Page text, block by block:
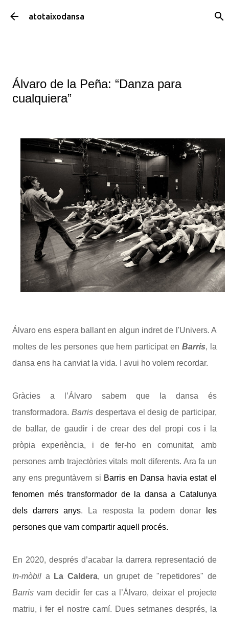
atotaixodansa
Álvaro de la Peña: “Danza para
cualquiera”
Álvaro ens espera ballant en algun indret de l'Univers. A
moltes de les persones que hem participat enBarris, la
dansa ens ha canviat la vida. I avui ho volem recordar.
Gràcies a l’Álvaro sabem que la dansa és
transformadora. Barris despertava el desig de participar,
de ballar, de gaudir i de crear des del propi cos i la
pròpia experiència, i de fer-ho en comunitat, amb
persones amb trajectòries vitals molt diferents. Ara fa un
any ens preguntàvem si Barris en Dansa havia estat el
fenomen més transformador de la dansa a Catalunya
dels darrers anys. La resposta la podem donar
les
persones que vam compartir aquell procés.
En 2020, després d’acabar la darrera representació de
In-mòbil a La Caldera, un grupet de "repetidores" de
Barrisvam decidir fer cas a l’Álvaro, deixar el projecte
matriu, i fer el nostre camí. Dues setmanes després, la